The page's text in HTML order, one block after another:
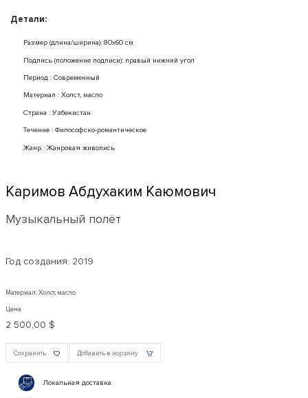
Детали:
Размер (длина/ширина): 80x60 см
Подпись (положение подписи): правый нижний угол
Период : Современный
Mатериал : Холст, масло
Страна : Узбекистан
Течение : Философско-романтическое
Жанр : Жанровая живопись
Каримов Абдухаким Каюмович
Музыкальный полёт
Год создания: 2019
Материал: Холст, масло
Цена
2 500,00 $
Сохранить Добавить в корзину
Локальная доставка